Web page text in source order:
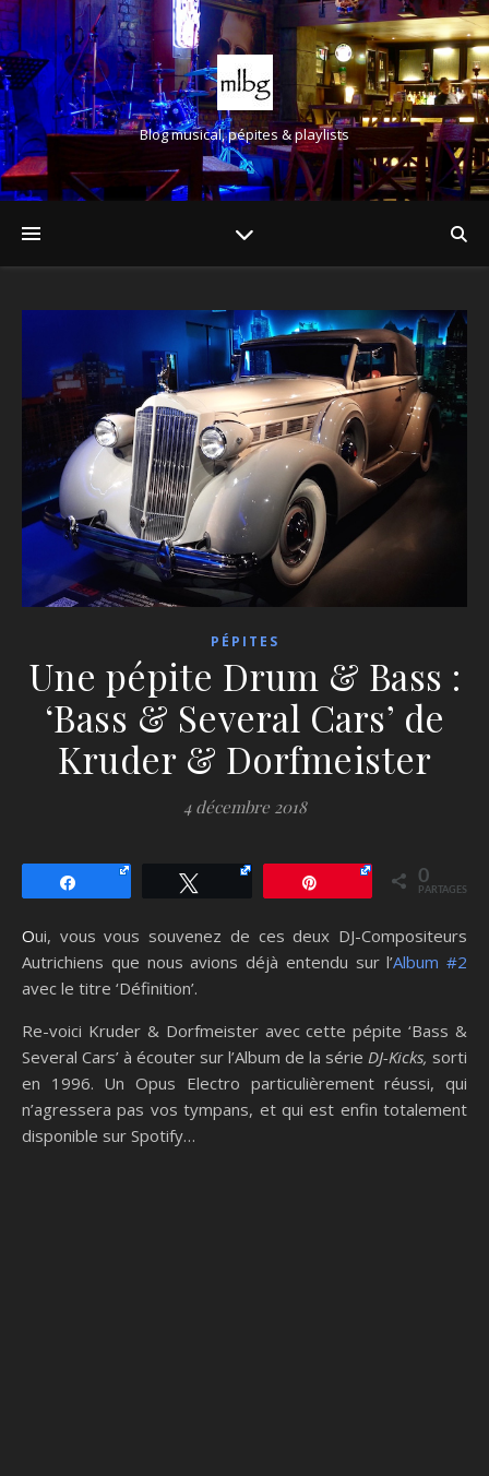
Blog musical, pépites & playlists
PÉPITES
Une pépite Drum & Bass :
‘Bass & Several Cars’ de
Kruder & Dorfmeister
4 décembre 2018
0
PARTAGES
Oui, vous vous souvenez de ces deux DJ-Compositeurs
Autrichiens que nous avions déjà entendu sur l’Album #2
avec le titre ‘Définition’.
Re-voici Kruder & Dorfmeister avec cette pépite ‘Bass &
Several Cars’ à écouter sur l’Album de la série DJ-Kicks, sorti
en 1996. Un Opus Electro particulièrement réussi, qui
n’agressera pas vos tympans, et qui est enfin totalement
disponible sur Spotify…